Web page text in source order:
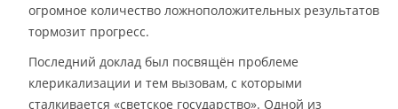
огромное количество ложноположительных результатов
тормозит прогресс.
Последний доклад был посвящён проблеме
клерикализации и тем вызовам, с которыми
сталкивается «светское государство». Одной из